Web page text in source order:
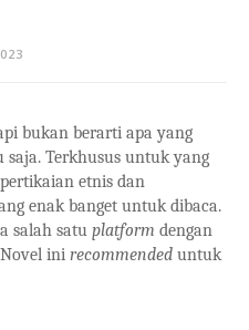
bukan berarti apa yang
Terkhusus untuk yang
etnis dan
enak banget untuk dibaca.
salah satu platform dengan
ini recommended untuk